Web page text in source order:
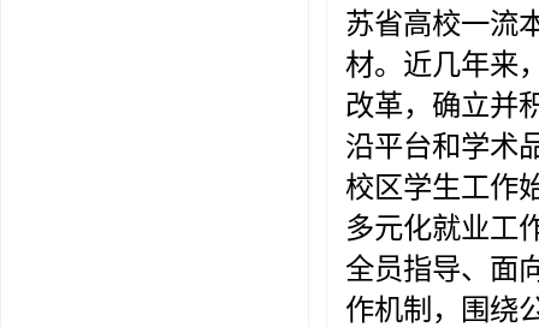
苏省高校一流
材。近几年来
改革，确立并
沿平台和学术
校区学生工作
多元化就业工
全员指导、面
作机制，围绕